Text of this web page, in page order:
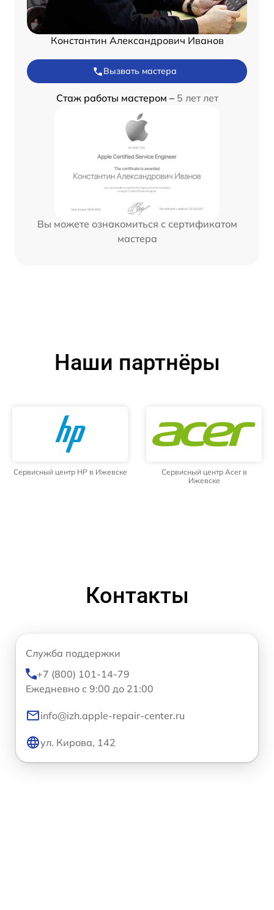
Константин Александрович Иванов
Вызвать мастера
Стаж работы мастером – 5 лет лет
Вы можете ознакомиться с сертификатом
мастера
Наши партнёры
Сервисный центр HP в Ижевске
Сервисный центр Acer в
Ижевске
Контакты
Служба поддержки
+7 (800) 101-14-79
Ежедневно с 9:00 до 21:00
info@izh.apple-repair-center.ru
ул. Кирова, 142